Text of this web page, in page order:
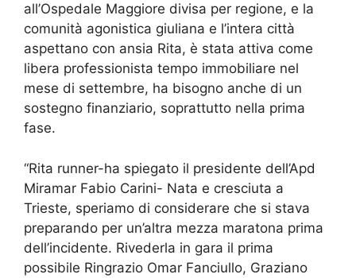
all’Ospedale Maggiore divisa per regione, e la
comunità agonistica giuliana e l’intera città
aspettano con ansia Rita, è stata attiva come
libera professionista tempo immobiliare nel
mese di settembre, ha bisogno anche di un
sostegno finanziario, soprattutto nella prima
fase.
“Rita runner-ha spiegato il presidente dell’Apd
Miramar Fabio Carini- Nata e cresciuta a
Trieste, speriamo di considerare che si stava
preparando per un’altra mezza maratona prima
dell’incidente. Rivederla in gara il prima
possibile Ringrazio Omar Fanciullo, Graziano